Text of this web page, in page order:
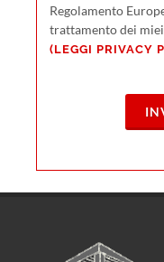
Regolamento
trattamento dei
(LEGGI PRIVACY